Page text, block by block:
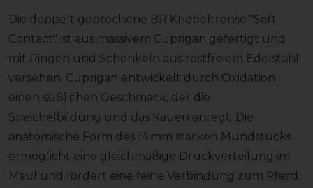
Die doppelt gebrochene BR Knebeltrense "Soft
Contact" ist aus massivem Cuprigan gefertigt und
mit Ringen und Schenkeln aus rostfreiem Edelstahl
versehen. Cuprigan entwickelt durch Oxidation
einen süßlichen Geschmack, der die
Speichelbildung und das Kauen anregt. Die
anatomische Form des 14 mm starken Mundstücks
ermöglicht eine gleichmäßige Druckverteilung im
Maul und fördert eine feine Verbindung zum Pferd.